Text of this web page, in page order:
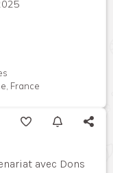
France
avec Dons